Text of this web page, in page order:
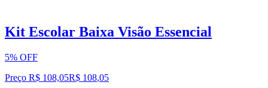
Kit Escolar Baixa Visão Essencial
5% OFF
Preço R$ 108,05R$ 108,05